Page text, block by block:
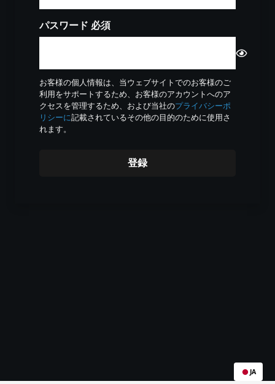
パスワード ※
必須
お客様の個人情報は、当ウェブサイトでのお客様のご
利用をサポートするため、お客様のアカウントへのア
クセスを管理するため、および当社のプライバシーポ
リシーに記載されているその他の目的のために使用さ
れます。
登録
JA